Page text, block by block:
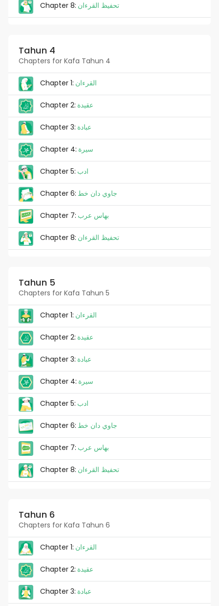
Chapter 8: تحفيظ القرءان
Tahun 4
Chapters for Kafa Tahun 4
Chapter 1: القرءان
Chapter 2: عقيدة
Chapter 3: عبادة
Chapter 4: سيرة
Chapter 5: ادب
Chapter 6: جاوي دان خط
Chapter 7: بهاس عرب
Chapter 8: تحفيظ القرءان
Tahun 5
Chapters for Kafa Tahun 5
Chapter 1: القرءان
Chapter 2: عقيدة
Chapter 3: عبادة
Chapter 4: سيرة
Chapter 5: ادب
Chapter 6: جاوي دان خط
Chapter 7: بهاس عرب
Chapter 8: تحفيظ القرءان
Tahun 6
Chapters for Kafa Tahun 6
Chapter 1: القرءان
Chapter 2: عقيدة
Chapter 3: عبادة